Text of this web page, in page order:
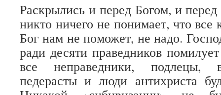
Раскрылись и перед Богом, и
никто ничего не понимает, что все
Бог нам не поможет, не надо.
ради десяти праведников
все неправедники, подлецы,
педерасты и люди антихриста